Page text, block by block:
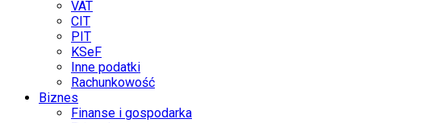
VAT
CIT
PIT
KSeF
Inne podatki
Rachunkowość
Biznes
Finanse i gospodarka